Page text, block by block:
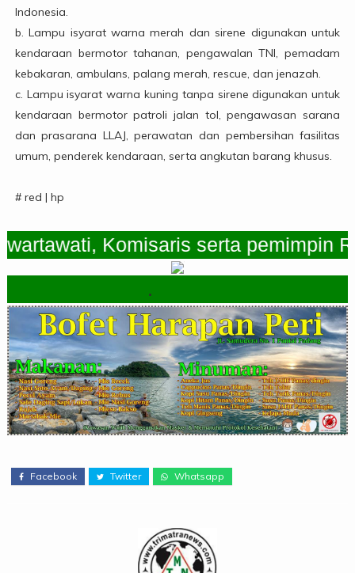
Indonesia.
b. Lampu isyarat warna merah dan sirene digunakan untuk
kendaraan bermotor tahanan, pengawalan TNI, pemadam
kebakaran, ambulans, palang merah, rescue, dan jenazah.
c. Lampu isyarat warna kuning tanpa sirene digunakan untuk
kendaraan bermotor patroli jalan tol, pengawasan sarana
dan prasarana LLAJ, perawatan dan pembersihan fasilitas
umum, penderek kendaraan, serta angkutan barang khusus.
# red | hp
Komisaris serta pemimpin
Facebook Twitter Whatsapp